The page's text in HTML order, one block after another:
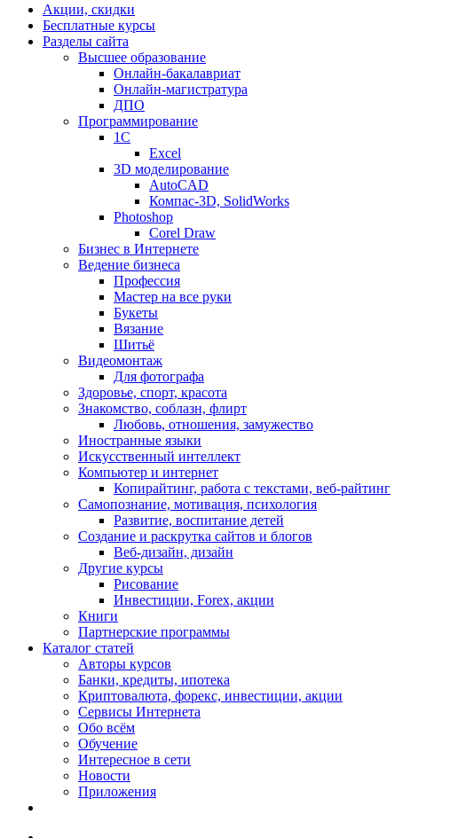
Акции, скидки
Бесплатные курсы
Разделы сайта
Высшее образование
Онлайн-бакалавриат
Онлайн-магистратура
ДПО
Программирование
1С
Excel
3D моделирование
AutoCAD
Компас-3D, SolidWorks
Photoshop
Corel Draw
Бизнес в Интернете
Ведение бизнеса
Профессия
Мастер на все руки
Букеты
Вязание
Шитьё
Видеомонтаж
Для фотографа
Здоровье, спорт, красота
Знакомство, соблазн, флирт
Любовь, отношения, замужество
Иностранные языки
Искусственный интеллект
Компьютер и интернет
Копирайтинг, работа с текстами, веб-райтинг
Самопознание, мотивация, психология
Развитие, воспитание детей
Создание и раскрутка сайтов и блогов
Веб-дизайн, дизайн
Другие курсы
Рисование
Инвестиции, Forex, акции
Книги
Партнерские программы
Каталог статей
Авторы курсов
Банки, кредиты, ипотека
Криптовалюта, форекс, инвестиции, акции
Сервисы Интернета
Обо всём
Обучение
Интересное в сети
Новости
Приложения